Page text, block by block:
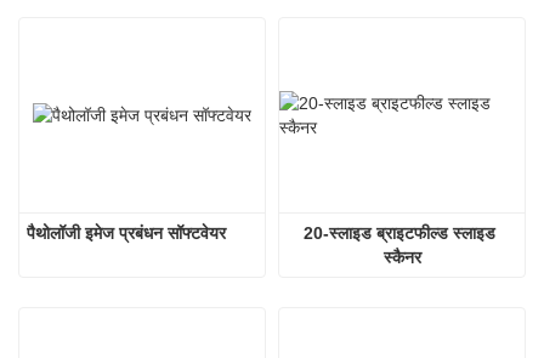
पैथोलॉजी इमेज प्रबंधन सॉफ्टवेयर
20-स्लाइड ब्राइटफील्ड स्लाइड
स्कैनर